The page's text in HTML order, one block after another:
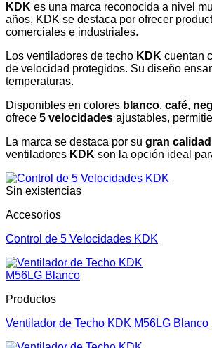
KDK es una marca reconocida a nivel
años, KDK se destaca por ofrecer
comerciales e industriales.
Los ventiladores de techo KDK cuentan
de velocidad protegidos. Su diseño
temperaturas.
Disponibles en colores blanco, café,
ofrece 5 velocidades ajustables,
La marca se destaca por su gran
ventiladores KDK son la opción ideal
Sin existencias
Accesorios
Control de 5 Velocidades KDK
Productos
Ventilador de Techo KDK M56LG Blanco